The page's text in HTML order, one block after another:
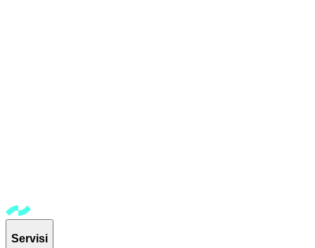
Servisi